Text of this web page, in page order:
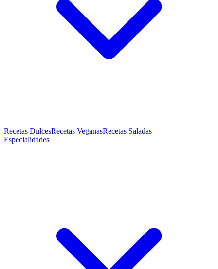
Recetas DulcesRecetas VeganasRecetas Saladas
Especialidades